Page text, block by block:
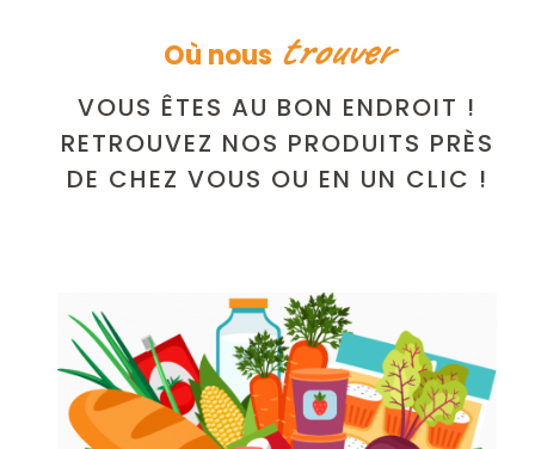
Où nous trouver
VOUS ÊTES AU BON ENDROIT !
RETROUVEZ NOS PRODUITS PRÈS
DE CHEZ VOUS OU EN UN CLIC !